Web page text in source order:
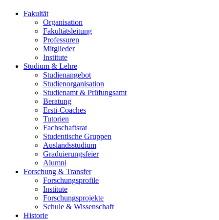
Fakultät
Organisation
Fakultätsleitung
Professuren
Mitglieder
Institute
Studium & Lehre
Studienangebot
Studienorganisation
Studienamt & Prüfungsamt
Beratung
Ersti-Coaches
Tutorien
Fachschaftsrat
Studentische Gruppen
Auslandsstudium
Graduierungsfeier
Alumni
Forschung & Transfer
Forschungsprofile
Institute
Forschungsprojekte
Schule & Wissenschaft
Historie